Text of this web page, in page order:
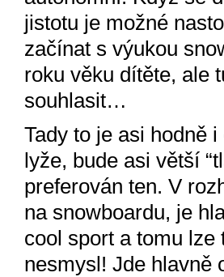
jistotu je možné
začínat s výukou
roku věku dítěte, ale
souhlasit…
Tady to je asi hodně
lyže, bude asi větší
preferován ten. V
na snowboardu, je
cool sport a tomu lze
nesmysl! Jde hlavně